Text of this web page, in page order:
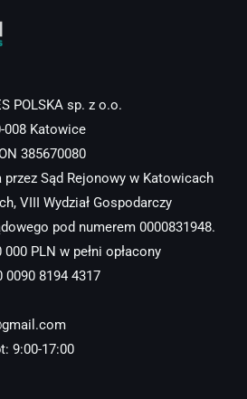
POLSKA sp. z o.o.
008 Katowice
385670080
przez Sąd Rejonowy w Katowicach
VIII Wydział Gospodarczy
pod numerem 0000831948.
000 PLN w pełni opłacony
0090 8194 4317
9:00-17:00